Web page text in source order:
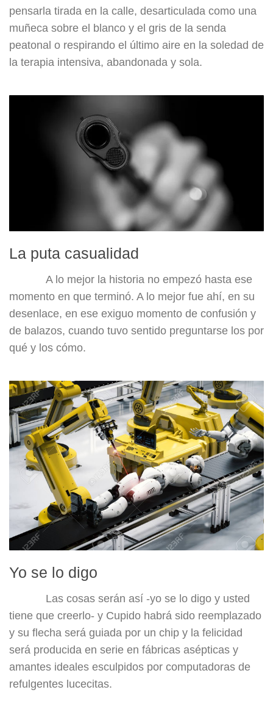
pensarla tirada en la calle, desarticulada como una
muñeca sobre el blanco y el gris de la senda
peatonal o respirando el último aire en la soledad de
la terapia intensiva, abandonada y sola.
La puta casualidad
A lo mejor la historia no empezó hasta ese
momento en que terminó. A lo mejor fue ahí, en su
desenlace, en ese exiguo momento de confusión y
de balazos, cuando tuvo sentido preguntarse los por
qué y los cómo.
Yo se lo digo
Las cosas serán así -yo se lo digo y usted
tiene que creerlo- y Cupido habrá sido reemplazado
y su flecha será guiada por un chip y la felicidad
será producida en serie en fábricas asépticas y
amantes ideales esculpidos por computadoras de
refulgentes lucecitas.